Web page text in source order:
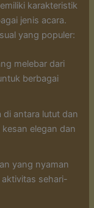
karakteristik
jenis acara.
yang populer:
melebar dari
berbagai
di antara lutut dan
elegan dan
yang nyaman
sehari-